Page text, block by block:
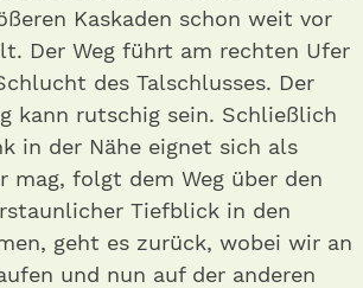
Kaskaden schon weit vor
Der Weg führt am rechten Ufer
des Talschlusses. Der
kann rutschig sein. Schließlich
in der Nähe eignet sich als
mag, folgt dem Weg über den
Tiefblick in den
geht es zurück, wobei wir an
und nun auf der anderen